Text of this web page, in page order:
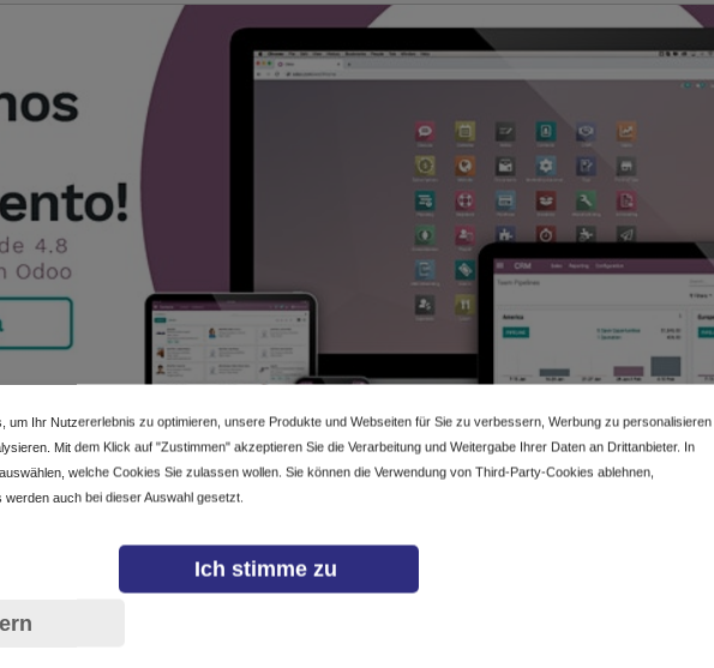
¿Consultor o desarrollador de software?
en nuestro próximo evento en Medellín y descubre cómo nuestro software de gestión
aumentar ventas y mejorar la eficiencia empresarial.
um Ihr Nutzererlebnis zu optimieren, unsere Produkte und Webseiten für Sie zu verbessern, Werbung zu personalisieren
Mit dem Klick auf "Zustimmen" akzeptieren Sie die Verarbeitung und Weitergabe Ihrer Daten an Drittanbieter. In
welche Cookies Sie zulassen wollen. Sie können die Verwendung von Third-Party-Cookies ablehnen,
auch bei dieser Auswahl gesetzt.
Ich stimme zu